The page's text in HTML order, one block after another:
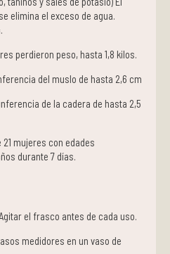
elimina el exceso de agua.
perdieron peso, hasta 1,8 kilos.
del muslo de hasta 2,6 cm
de la cadera de hasta 2,5
mujeres con edades
durante 7 días.
el frasco antes de cada uso.
medidores en un vaso de